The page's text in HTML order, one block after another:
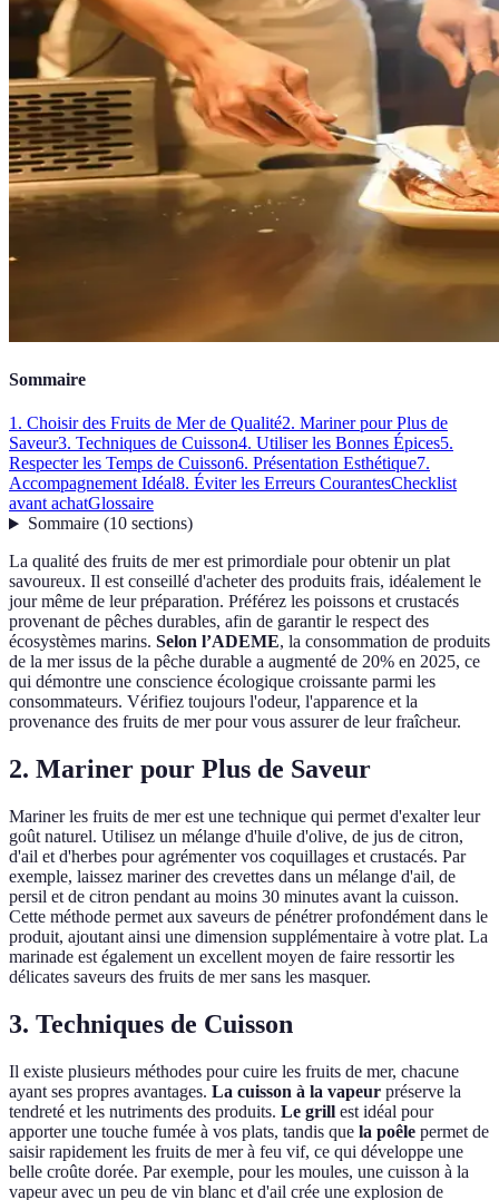
Sommaire
1. Choisir des Fruits de Mer de Qualité2. Mariner pour Plus de
Saveur3. Techniques de Cuisson4. Utiliser les Bonnes Épices5.
Respecter les Temps de Cuisson6. Présentation Esthétique7.
Accompagnement Idéal8. Éviter les Erreurs CourantesChecklist
avant achatGlossaire
Sommaire(10 sections)
La qualité des fruits de mer est primordiale pour obtenir un plat
savoureux. Il est conseillé d'acheter des produits frais, idéalement le
jour même de leur préparation. Préférez les poissons et crustacés
provenant de pêches durables, afin de garantir le respect des
écosystèmes marins. Selon l’ADEME, la consommation de produits
de la mer issus de la pêche durable a augmenté de 20% en 2025, ce
qui démontre une conscience écologique croissante parmi les
consommateurs. Vérifiez toujours l'odeur, l'apparence et la
provenance des fruits de mer pour vous assurer de leur fraîcheur.
2. Mariner pour Plus de Saveur
Mariner les fruits de mer est une technique qui permet d'exalter leur
goût naturel. Utilisez un mélange d'huile d'olive, de jus de citron,
d'ail et d'herbes pour agrémenter vos coquillages et crustacés. Par
exemple, laissez mariner des crevettes dans un mélange d'ail, de
persil et de citron pendant au moins 30 minutes avant la cuisson.
Cette méthode permet aux saveurs de pénétrer profondément dans le
produit, ajoutant ainsi une dimension supplémentaire à votre plat. La
marinade est également un excellent moyen de faire ressortir les
délicates saveurs des fruits de mer sans les masquer.
3. Techniques de Cuisson
Il existe plusieurs méthodes pour cuire les fruits de mer, chacune
ayant ses propres avantages. La cuisson à la vapeur préserve la
tendreté et les nutriments des produits. Le grill est idéal pour
apporter une touche fumée à vos plats, tandis que la poêle permet de
saisir rapidement les fruits de mer à feu vif, ce qui développe une
belle croûte dorée. Par exemple, pour les moules, une cuisson à la
vapeur avec un peu de vin blanc et d'ail crée une explosion de